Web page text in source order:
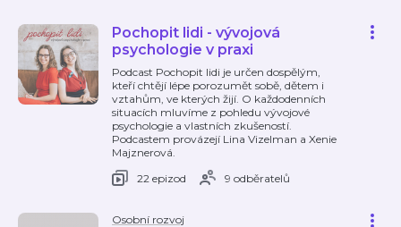
Pochopit lidi - vývojová
psychologie v praxi
Podcast Pochopit lidi je určen dospělým,
kteří chtějí lépe porozumět sobě, dětem i
vztahům, ve kterých žijí. O každodenních
situacích mluvíme z pohledu vývojové
psychologie a vlastních zkušeností.
Podcastem provázejí Lina Vizelman a Xenie
Majznerová.
22 epizod
9 odběratelů
Osobní rozvoj